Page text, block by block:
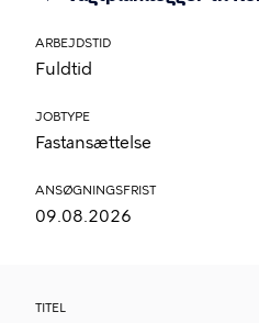
ARBEJDSTID
Fuldtid
JOBTYPE
Fastansættelse
ANSØGNINGSFRIST
09.08.2026
TITEL